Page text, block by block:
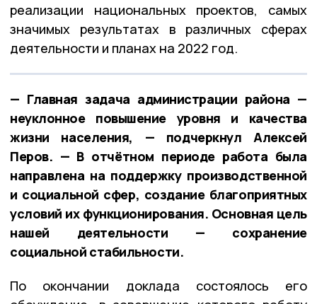
реализации национальных проектов, самых
значимых результатах в различных сферах
деятельности и планах на 2022 год.
— Главная задача администрации района —
неуклонное повышение уровня и качества
жизни населения, — подчеркнул Алексей
Перов. — В отчётном периоде работа была
направлена на поддержку производственной
и социальной сфер, создание благоприятных
условий их функционирования. Основная цель
нашей деятельности — сохранение
социальной стабильности.
По окончании доклада состоялось его